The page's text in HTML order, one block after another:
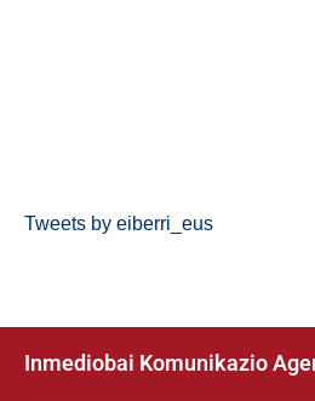
Tweets by eiberri_eus
Inmediobai Komunikazio